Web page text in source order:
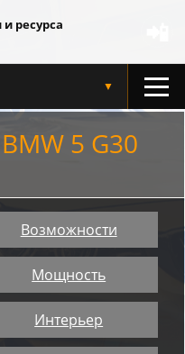
ресурса
▼
5 G30
Возможности
Мощность
Интерьер